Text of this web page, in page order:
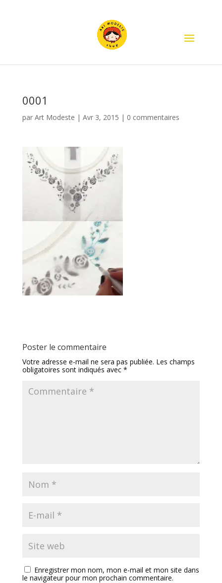
0001
par Art Modeste | Avr 3, 2015 | 0 commentaires
Poster le commentaire
Votre adresse e-mail ne sera pas publiée. Les champs
obligatoires sont indiqués avec *
Enregistrer mon nom, mon e-mail et mon site dans
le navigateur pour mon prochain commentaire.